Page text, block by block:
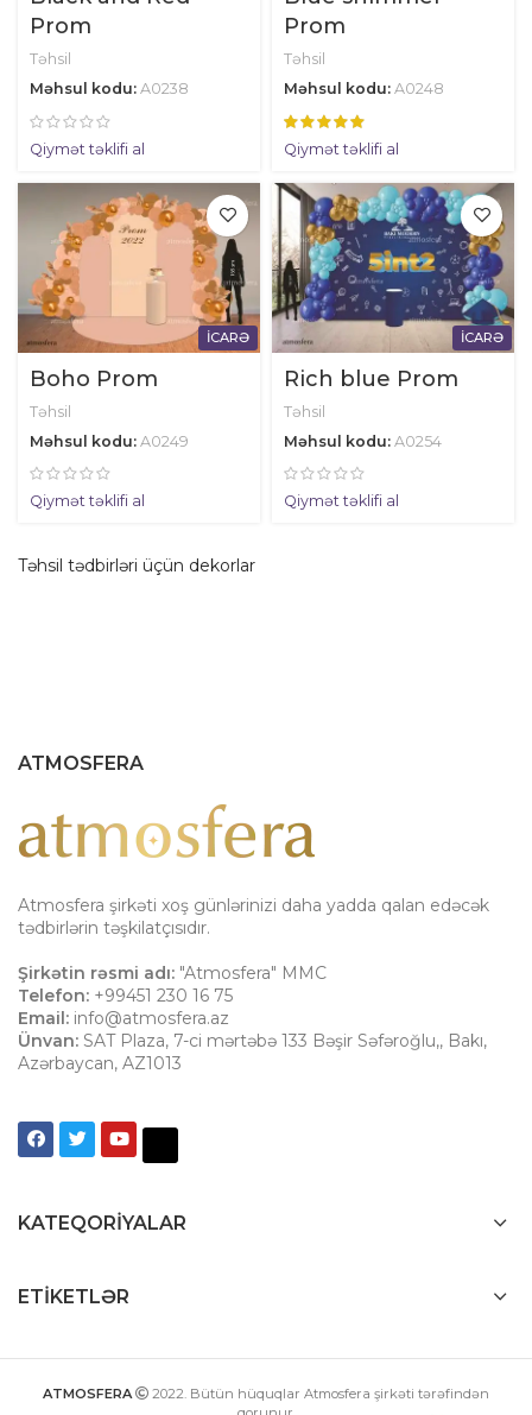
Prom
Təhsil
Məhsul kodu: A0238
Qiymət təklifi al
Prom
Təhsil
Məhsul kodu: A0248
Qiymət təklifi al
İCARƏ
Boho Prom
Təhsil
Məhsul kodu: A0249
Qiymət təklifi al
İCARƏ
Rich blue Prom
Təhsil
Məhsul kodu: A0254
Qiymət təklifi al
Təhsil tədbirləri üçün dekorlar
ATMOSFERA
Atmosfera şirkəti xoş günlərinizi daha yadda qalan edəcək
tədbirlərin təşkilatçısıdır.
Şirkətin rəsmi adı: "Atmosfera" MMC
Telefon: +99451 230 16 75
Email: info@atmosfera.az
Ünvan: SAT Plaza, 7-ci mərtəbə 133 Bəşir Səfəroğlu,, Bakı,
Azərbaycan, AZ1013
KATEQORIYALAR
ETIKETLƏR
ATMOSFERA 2022. Bütün hüquqlar Atmosfera şirkəti tərəfindən